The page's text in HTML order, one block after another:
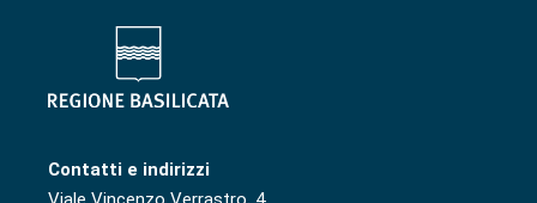
Contatti e indirizzi